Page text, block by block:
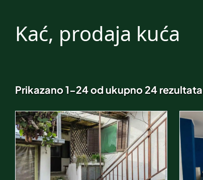
Kać, prodaja kuća
Prikazano 1-24 od ukupno 24 rezultata